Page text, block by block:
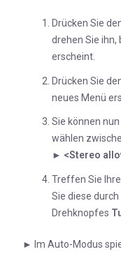
Drücken Sie
drehen Sie ihn,
erscheint.
Drücken Sie
neues Menü
Sie können
wählen
► <Stereo
Treffen Sie
Sie diese
Drehknopfes
► Im Auto-Modus